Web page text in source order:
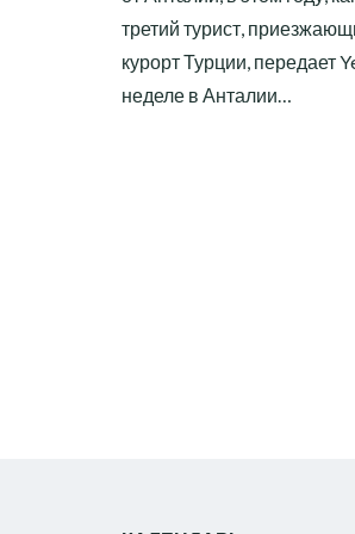
третий турист,
курорт Турции, передает
неделе в Анталии…